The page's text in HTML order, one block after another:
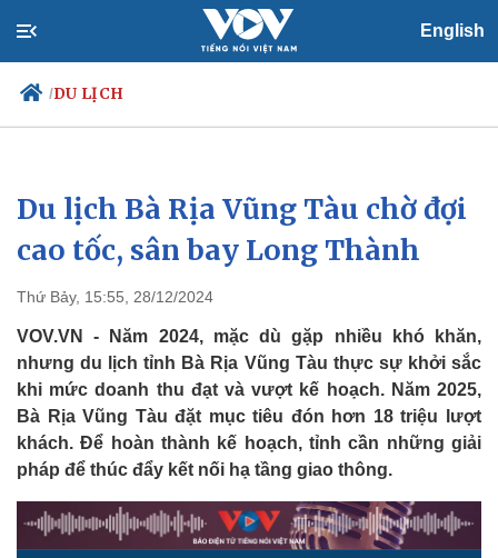
English
/DU LỊCH
Chính trị
Tổ chức nhân sự
Nhận diện sự thật
Xã hội
Dự báo thời tiết
Việc làm
Biển đảo
Du lịch Bà Rịa Vũng Tàu chờ đợi
cao tốc, sân bay Long Thành
Thứ Bảy, 15:55, 28/12/2024
VOV.VN - Năm 2024, mặc dù gặp nhiều khó khăn,
nhưng du lịch tỉnh Bà Rịa Vũng Tàu thực sự khởi sắc
khi mức doanh thu đạt và vượt kế hoạch. Năm 2025,
Bà Rịa Vũng Tàu đặt mục tiêu đón hơn 18 triệu lượt
khách. Để hoàn thành kế hoạch, tỉnh cần những giải
pháp để thúc đẩy kết nối hạ tầng giao thông.